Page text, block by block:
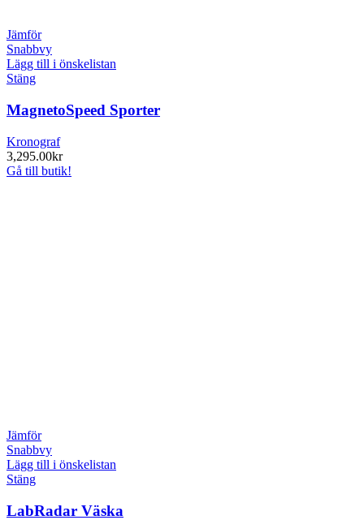
Jämför
Snabbvy
Lägg till i önskelistan
Stäng
MagnetoSpeed Sporter
Kronograf
3,295.00kr
Gå till butik!
Jämför
Snabbvy
Lägg till i önskelistan
Stäng
LabRadar Väska